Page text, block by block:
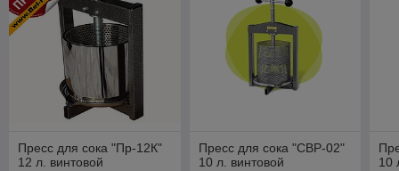
Пресс для сока "Пр-12К"
12 л. винтовой
Пресс для сока "СВР-02"
10 л. винтовой
10